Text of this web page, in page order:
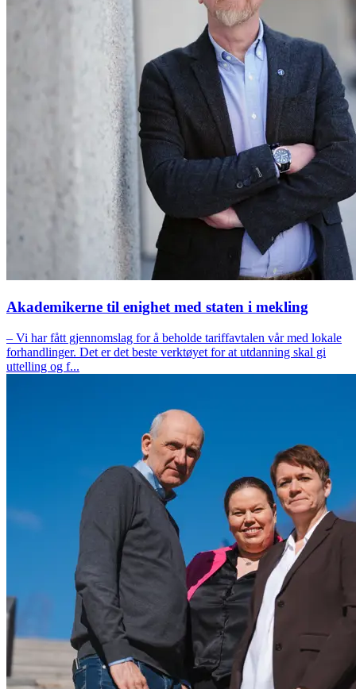
Akademikerne til enighet med staten i mekling
– Vi har fått gjennomslag for å beholde tariffavtalen vår med lokale
forhandlinger. Det er det beste verktøyet for at utdanning skal gi
uttelling og f...